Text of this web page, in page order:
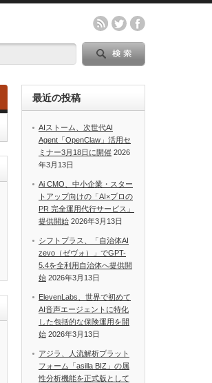
最近の投稿
AIストーム、次世代AI
Agent「OpenClaw」活用セ
ミナー3月18日に開催 2026
年3月13日
Ai CMO、中小企業・スター
トアップ向けの「AI×プロの
PR 完全運用代行サービス」
提供開始 2026年3月13日
シフトプラス、「自治体AI
zevo（ゼヴォ）」でGPT-
5.4を全利用自治体へ提供開
始 2026年3月13日
ElevenLabs、世界で初めて
AI音声エージェントに特化
した包括的な保険運用を開
始 2026年3月13日
アジラ、人流解析プラット
フォーム「asilla BIZ」の属
性分析機能を正式版として